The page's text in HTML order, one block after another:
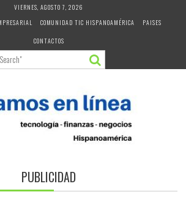
VIERNES, AGOSTO 7, 2026
COMUNIDAD TIC HISPANOAMÉRICA
PAISES
CONTACTOS
PUBLICIDAD